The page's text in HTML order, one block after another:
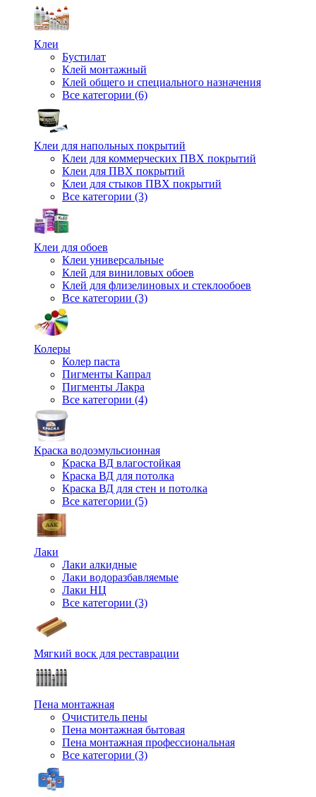
Клеи
Бустилат
Клей монтажный
Клей общего и специального назначения
Все категории (6)
Клеи для напольных покрытий
Клеи для коммерческих ПВХ покрытий
Клеи для ПВХ покрытий
Клеи для стыков ПВХ покрытий
Все категории (3)
Клеи для обоев
Клеи универсальные
Клей для виниловых обоев
Клей для флизелиновых и стеклообоев
Все категории (3)
Колеры
Колер паста
Пигменты Капрал
Пигменты Лакра
Все категории (4)
Краска водоэмульсионная
Краска ВД влагостойкая
Краска ВД для потолка
Краска ВД для стен и потолка
Все категории (5)
Лаки
Лаки алкидные
Лаки водоразбавляемые
Лаки НЦ
Все категории (3)
Мягкий воск для реставрации
Пена монтажная
Очиститель пены
Пена монтажная бытовая
Пена монтажная профессиональная
Все категории (3)